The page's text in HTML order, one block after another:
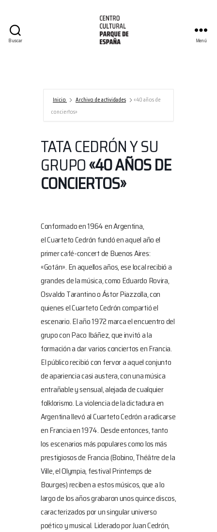
Buscar
España/AECID
Menú
Inicio Archivo de actividades
«40 años de
conciertos»
TATA CEDRÓN Y SU
GRUPO«40 AÑOS DE
CONCIERTOS»
Conformado en 1964 en Argentina,
el Cuarteto Cedrón fundó en aquel año el
primer café-concert de Buenos Aires:
«Gotán». En aquellos años, ese local recibió a
grandes de la música, como Eduardo Rovira,
Osvaldo Tarantino o Ástor Piazzolla, con
quienes el Cuarteto Cedrón compartió el
escenario. El año 1972 marca el encuentro del
grupo con Paco Ibáñez, que invitó a la
formación a dar varios conciertos en Francia.
El público recibió con fervor a aquel conjunto
de apariencia casi austera, con una música
entrañable y sensual, alejada de cualquier
folklorismo. La violencia de la dictadura en
Argentina llevó al Cuarteto Cedrón a radicarse
en Francia en 1974. Desde entonces, tanto
los escenarios más populares como los más
prestigiosos de Francia (Bobino, Théâtre de la
Ville, el Olympia, festival Printemps de
Bourges) reciben a estos músicos, que a lo
largo de los años grabaron unos quince discos,
caracterizados por un singular universo
poético y musical. Liderado por Juan Cedrón,